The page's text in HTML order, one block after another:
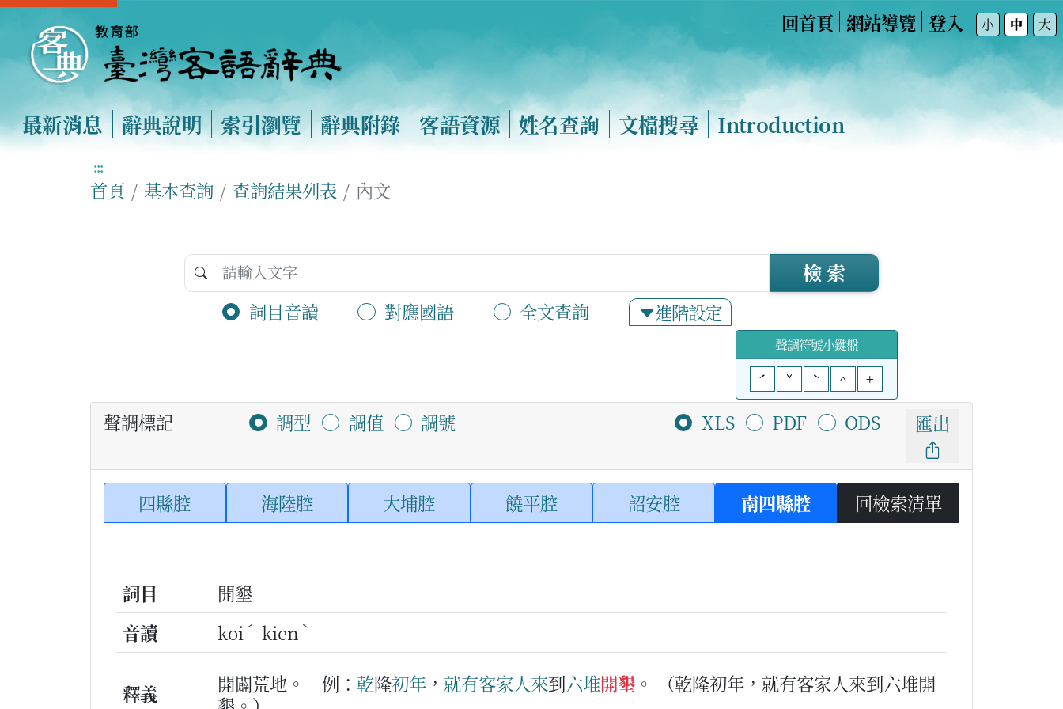
回首頁 網站導覽 登入 小 中 大
最新消息 辭典說明 索引瀏覽 辭典附錄 客語資源 姓名查詢 文檔搜尋 Introduction
:::
首頁 基本查詢 查詢結果列表 內文
詞目音讀 對應國語 全文查詢 進階設定
檢 索
聲調符號小鍵盤
ˊ
ˇ ˋ ^ +
聲調標記 調型 調值 調號 XLS PDF ODS 匯出
四縣腔 海陸腔 大埔腔 饒平腔 詔安腔 南四縣腔 回檢索清單
詞目
開墾
音讀
koi ˊ kien ˋ
釋義 開闢荒地。 例： 乾隆初年 ， 就有客家人來到六堆開墾 。
（乾隆初年，就有客家人來到六堆開